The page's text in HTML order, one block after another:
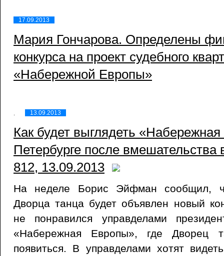
17.09.2013
Мария Гончарова. Определены
конкурса на проект судебного
«Набережной Европы»
13.09.2013
Как будет выглядеть
Петербурге после вмешательства
812, 13.09.2013
На неделе Борис Эйфман сообщил,
Дворца танца будет объявлен новый
не понравился управделами
«Набережная Европы», где Дворец
появиться. В управделами хотят